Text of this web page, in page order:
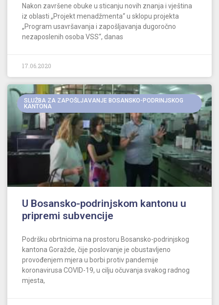
Nakon završene obuke u sticanju novih znanja i vještina
iz oblasti „Projekt menadžmenta“ u sklopu projekta
„Program usavršavanja i zapošljavanja dugoročno
nezaposlenih osoba VSS“, danas
17.06.2020
SLUŽBA ZA ZAPOŠLJAVANJE BOSANSKO-PODRINJSKOG
KANTONA
U Bosansko-podrinjskom kantonu u
pripremi subvencije
Podršku obrtnicima na prostoru Bosansko-podrinjskog
kantona Goražde, čije poslovanje je obustavljeno
provođenjem mjera u borbi protiv pandemije
koronavirusa COVID-19, u cilju očuvanja svakog radnog
mjesta,